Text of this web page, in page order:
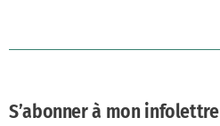
S’abonner à mon infolettre